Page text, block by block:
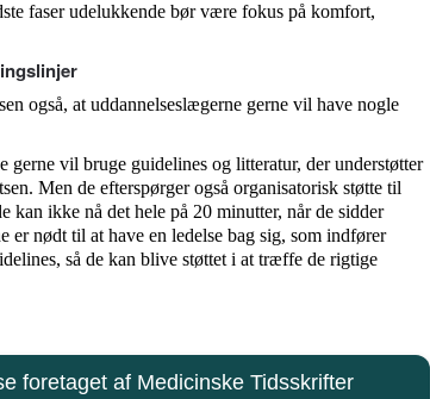
faser udelukkende bør være fokus på komfort,
også, at uddannelseslægerne gerne vil have nogle
vil bruge guidelines og litteratur, der understøtter
Men de efterspørger også organisatorisk støtte til
ikke nå det hele på 20 minutter, når de sidder
er nødt til at have en ledelse bag sig, som indfører
så de kan blive støttet i at træffe de rigtige
foretaget af Medicinske Tidsskrifter